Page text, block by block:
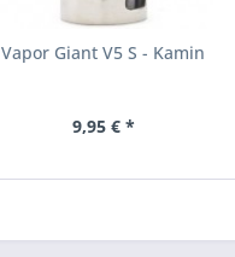
Vapor Giant V5 S - Kamin
9,95 € *